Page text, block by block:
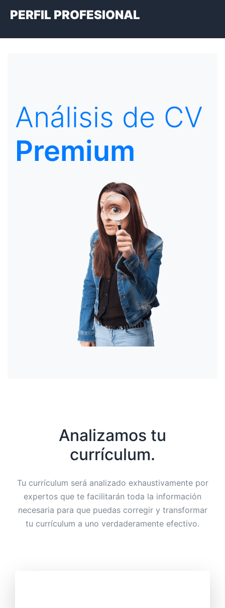
PERFIL PROFESIONAL
Análisis de CV
Premium
Analizamos tu
currículum.
Tu currículum será analizado exhaustivamente por
expertos que te facilitarán toda la información
necesaria para que puedas corregir y transformar
tu currículum a uno verdaderamente efectivo.